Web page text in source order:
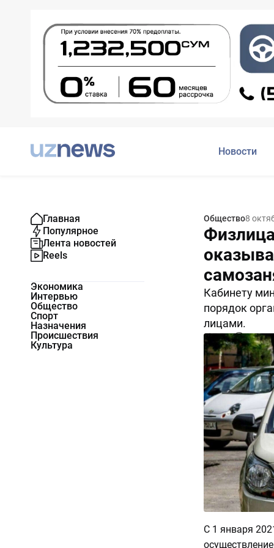
Новости
Главная
Популярное
Лента новостей
Reels
Экономика
Интервью
Общество
Спорт
Назначения
Происшествия
Культура
Общество8
Кабинету
порядок
лицами.
4867 0
С 1 января